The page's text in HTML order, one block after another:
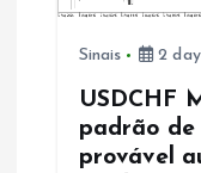
r
Sinais 2
USDCHF
padrão de
provável